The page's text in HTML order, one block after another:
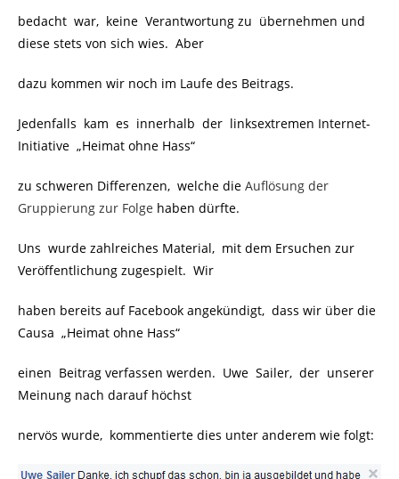
bedacht war, keine Verantwortung zu übernehmen und
diese stets von sich wies. Aber
dazu kommen wir noch im Laufe des Beitrags.
Jedenfalls kam es innerhalb der linksextremen Internet-
Initiative „Heimat ohne Hass“
zu schweren Differenzen, welche die Auflösung der
Gruppierung zur Folge haben dürfte.
Uns wurde zahlreiches Material, mit dem Ersuchen zur
Veröffentlichung zugespielt. Wir
haben bereits auf Facebook angekündigt, dass wir über die
Causa „Heimat ohne Hass“
einen Beitrag verfassen werden. Uwe Sailer, der unserer
Meinung nach darauf höchst
nervös wurde, kommentierte dies unter anderem wie folgt: